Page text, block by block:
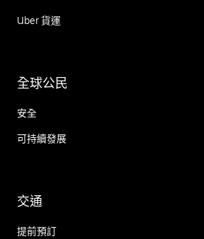
Uber 貨運
全球公民
安全
可持續發展
交通
提前預訂